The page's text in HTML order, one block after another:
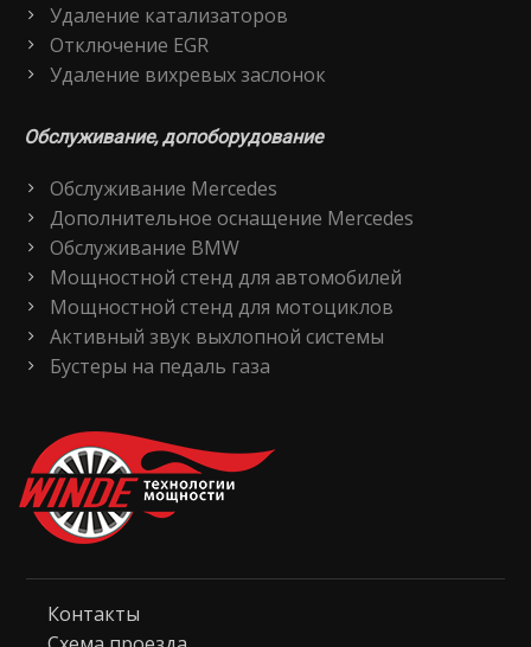
Удаление катализаторов
Отключение EGR
Удаление вихревых заслонок
Обслуживание, допоборудование
Обслуживание Mercedes
Дополнительное оснащение Mercedes
Обслуживание BMW
Мощностной стенд для автомобилей
Мощностной стенд для мотоциклов
Активный звук выхлопной системы
Бустеры на педаль газа
Контакты